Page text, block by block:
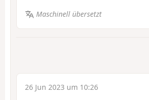
Maschinell übersetzt
26 Jun 2023 um 10:26